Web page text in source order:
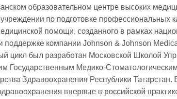
образовательном центре высоких
по подготовке профессиональных
помощи, созданного в рамках
поддержке компании Johnson & Johnson
цикл был разработан Московской Школой
Государственным Медико-
Здравоохранения Республики
впервые в российской